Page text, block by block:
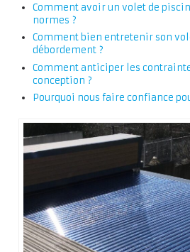
Comment avoir un volet de
normes ?
Comment bien entretenir son
débordement ?
Comment anticiper les
conception ?
Pourquoi nous faire confiance